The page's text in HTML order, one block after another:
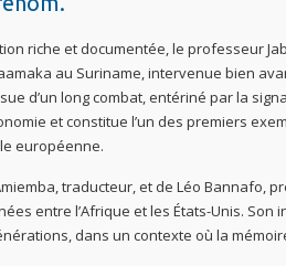
riche et documentée, le professeur
au Suriname, intervenue bien
d’un long combat, entériné par la
et constitue l’un des premiers
européenne.
traducteur, et de Léo Bannafo,
entre l’Afrique et les États-Unis.
dans un contexte où la